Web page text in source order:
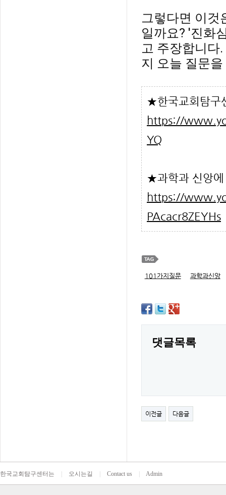
그렇다면 이것
일까요? '진화
고 주장합니다
★한국교회탐구
https://
YQ
★과학과 신앙
https://
PAcacr8ZEYHs
101가지질문 과학과신앙
댓글목록
이전글 다음글
한국교회탐구센터는 오시는길 Contact us Admin